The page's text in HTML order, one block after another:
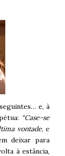
e, à
“Case-se
vontade, e
deixar para
à estância,